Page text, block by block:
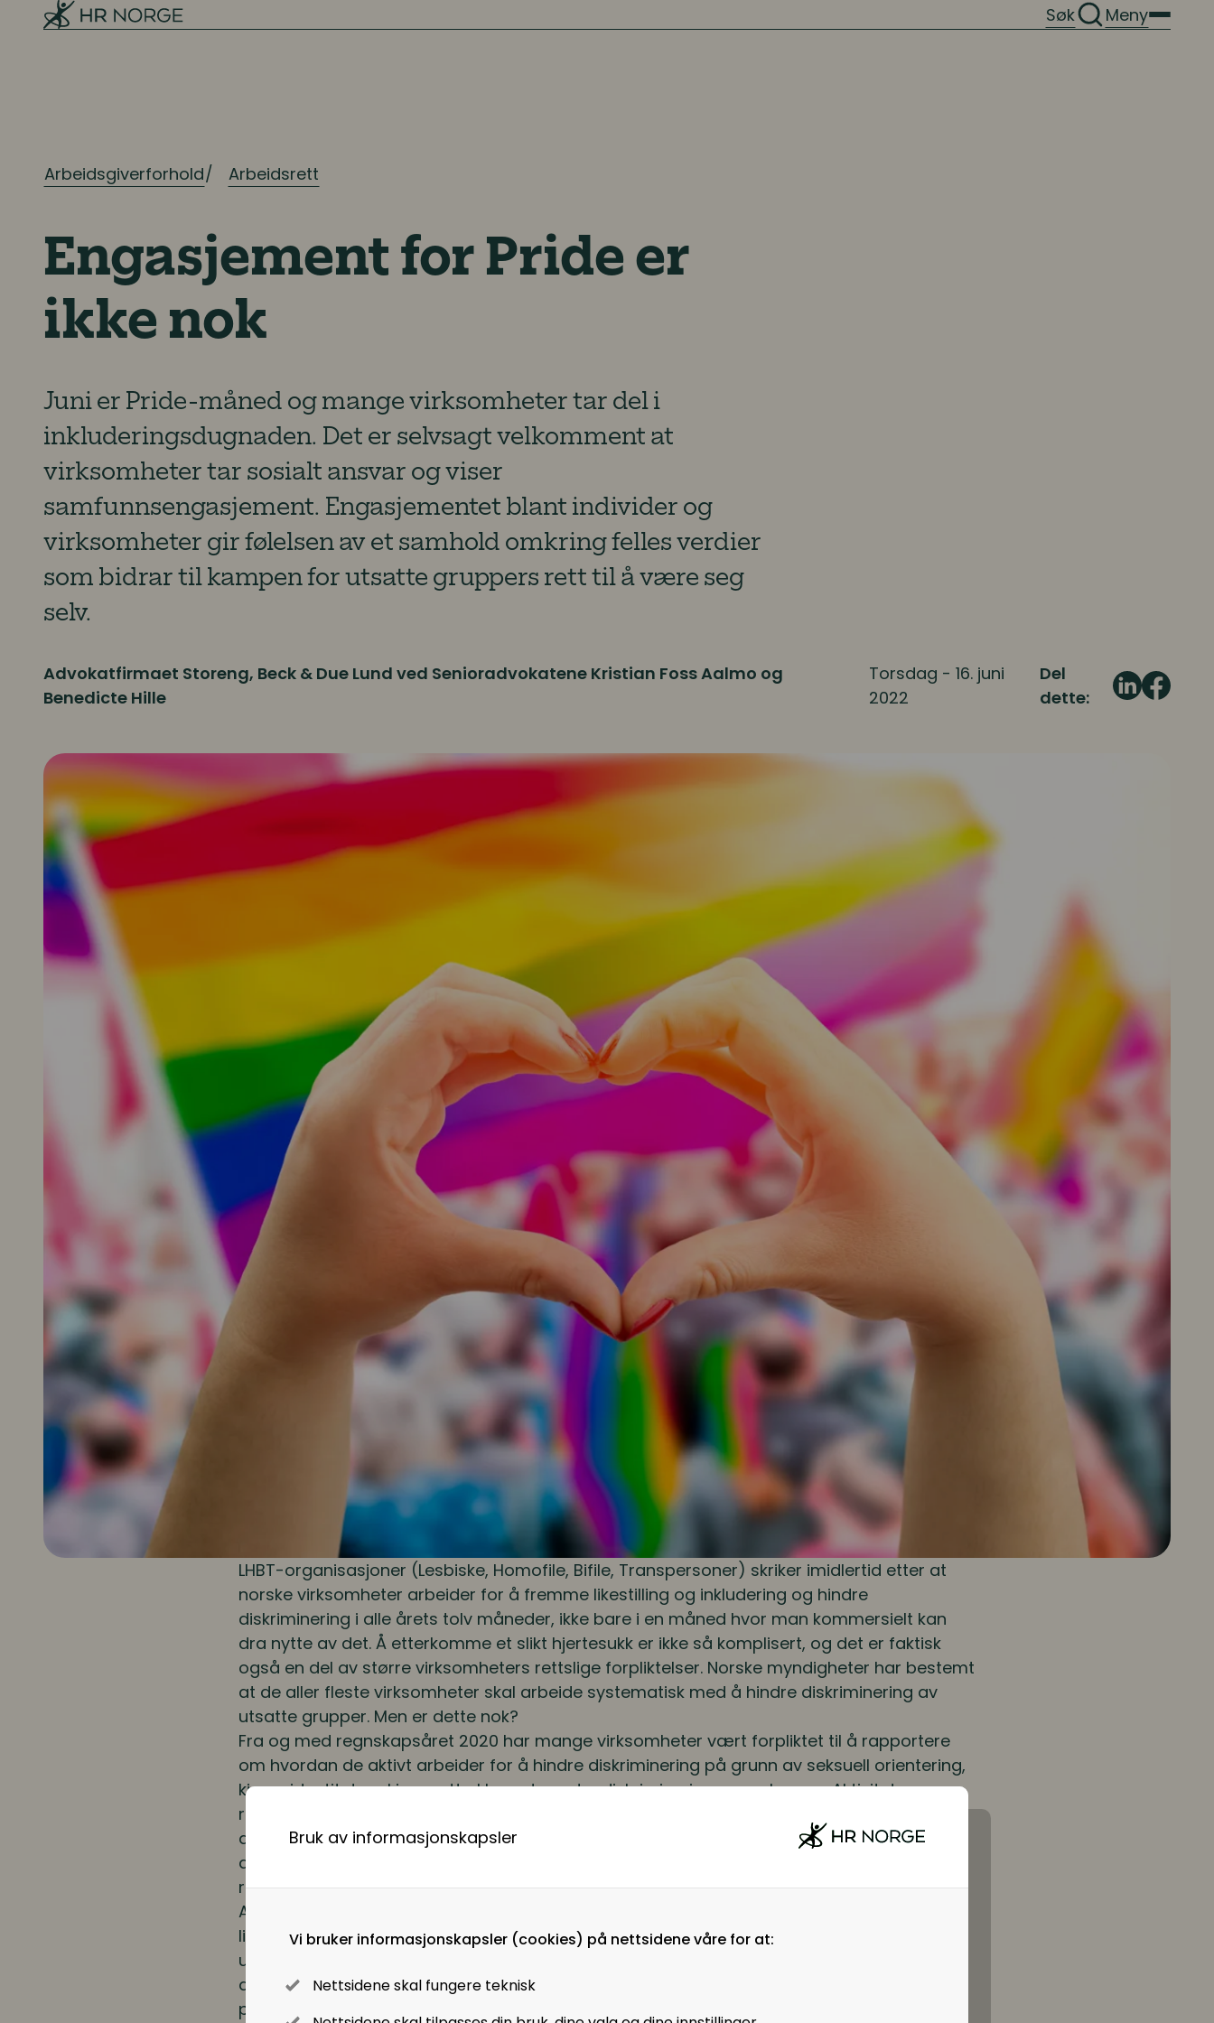
Bruk av informasjonskapsler
Vi bruker informasjonskapsler (cookies) på nettsidene våre for at:
Nettsidene skal fungere teknisk
Søk Meny
Arbeidsgiverforhold Arbeidsrett
Engasjement for Pride er
ikke nok
Juni er Pride-måned og mange virksomheter tar del i
inkluderingsdugnaden. Det er selvsagt velkomment at
virksomheter tar sosialt ansvar og viser
samfunnsengasjement. Engasjementet blant individer og
virksomheter gir følelsen av et samhold omkring felles verdier
som bidrar til kampen for utsatte gruppers rett til å være seg
selv.
Advokatfirmaet Storeng, Beck & Due Lund ved Senioradvokatene Kristian Foss Aalmo og
Benedicte Hille
Torsdag - 16. juni
2022
Del
dette:
LHBT-organisasjoner (Lesbiske, Homofile, Bifile, Transpersoner) skriker imidlertid etter at
norske virksomheter arbeider for å fremme likestilling og inkludering og hindre
diskriminering i alle årets tolv måneder, ikke bare i en måned hvor man kommersielt kan
dra nytte av det. Å etterkomme et slikt hjertesukk er ikke så komplisert, og det er faktisk
også en del av større virksomheters rettslige forpliktelser. Norske myndigheter har bestemt
at de aller fleste virksomheter skal arbeide systematisk med å hindre diskriminering av
utsatte grupper. Men er dette nok?
Fra og med regnskapsåret 2020 har mange virksomheter vært forpliktet til å rapportere
om hvordan de aktivt arbeider for å hindre diskriminering på grunn av seksuell orientering,
kjønnsidentitet og kjønnsuttrykk og de andre diskrimineringsgrunnlagene. Aktivitets- og
redegjørelsesplikten som trådte i kraft i januar 2020 ble sett på som en konkret styrking av
arbeidet mot diskriminering på arbeidsplasser. Lovendringen innebærer en erkjennelse av
at vi må jobbe aktivt for å nå målet om et arbeidsliv preget av like muligheter og like
rettigheter for alle.
Aktivitetsplikten innebærer at virksomheter må jobbe målrettet og planmessig med
likestillings- og antidiskrimineringsarbeidet. Dette omfatter for det første en plikt til å
undersøke om det finnes risiko for diskriminering eller andre hindre for likestilling og
analysere årsakene til de identifiserte risikoer. Risikofaktorer kan for eksempel være
personer i virksomheten med homofobiske holdninger, motforestillinger mot